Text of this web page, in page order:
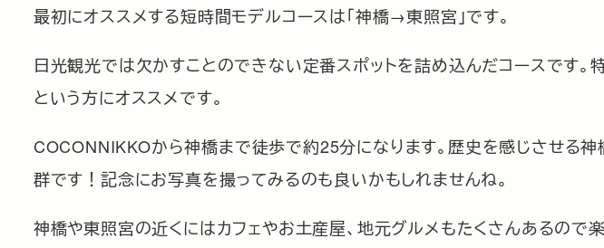
最初にオススメする短時間モデルコースは「神橋→東照宮」です。
日光観光では欠かすことのできない定番スポットを詰め込んだコースです。
という方にオススメです。
COCONNIKKOから神橋まで徒歩で約25分になります。歴史を感じさせる
群です！記念にお写真を撮ってみるのも良いかもしれませんね。
神橋や東照宮の近くにはカフェやお土産屋、地元グルメもたくさんあるので